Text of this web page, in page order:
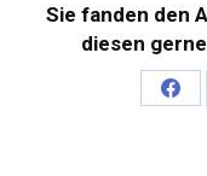
Sie fanden den
diesen